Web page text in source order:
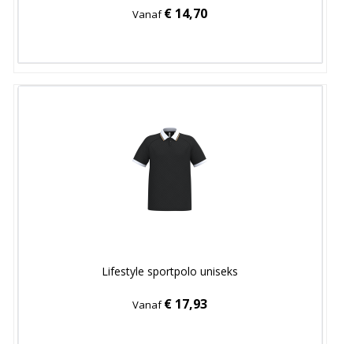
Vanaf€ 14,70
Lifestyle sportpolo uniseks
Vanaf€ 17,93